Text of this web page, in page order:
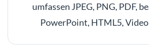
umfassen JPEG, PNG, PDF,
PowerPoint, HTML5, Video